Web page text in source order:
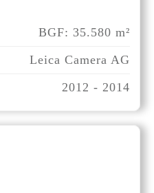
BGF: 35.580 m²
Leica Camera AG
2012 - 2014